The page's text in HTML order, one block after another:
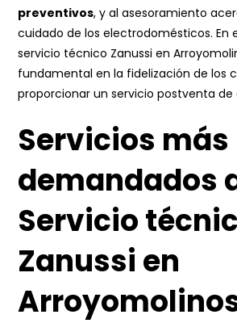
preventivos, y al asesoramiento
cuidado de los electrodomésticos. En
servicio técnico Zanussi en
fundamental en la fidelización de los
proporcionar un servicio postventa de
Servicios más
demandados
Servicio
Zanussi en